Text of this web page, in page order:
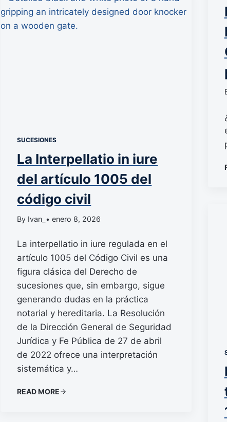
SUCESIONES
La Interpellatio in iure
del artículo 1005 del
código civil
By Ivan_ • enero 8, 2026
La interpellatio in iure regulada en el
artículo 1005 del Código Civil es una
figura clásica del Derecho de
sucesiones que, sin embargo, sigue
generando dudas en la práctica
notarial y hereditaria. La Resolución
de la Dirección General de Seguridad
Jurídica y Fe Pública de 27 de abril
de 2022 ofrece una interpretación
sistemática y…
READ MORE